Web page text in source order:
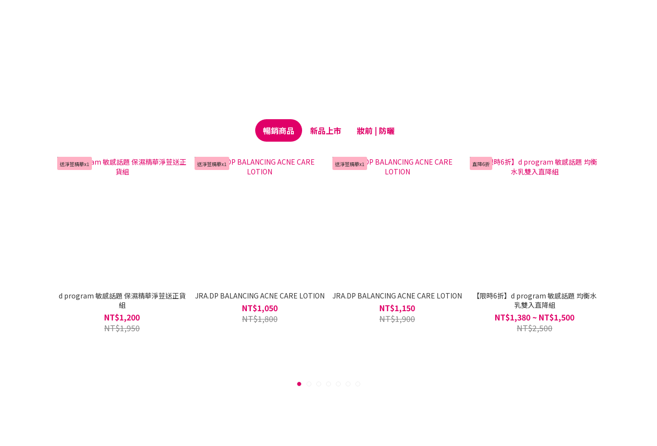
暢銷商品 新品上市 妝前 | 防曬
送淨荳精華x1
d program 敏感話題 保濕精華淨荳送正貨
組
NT$1,200
NT$1,950
送淨荳精華x1
JRA.DP BALANCING ACNE CARE LOTION
NT$1,050
NT$1,800
送淨荳精華x1
JRA.DP BALANCING ACNE CARE LOTION
NT$1,150
NT$1,900
直降6折
【限時6折】d program 敏感話題 均衡水
乳雙入直降組
NT$1,380 ~ NT$1,500
NT$2,500